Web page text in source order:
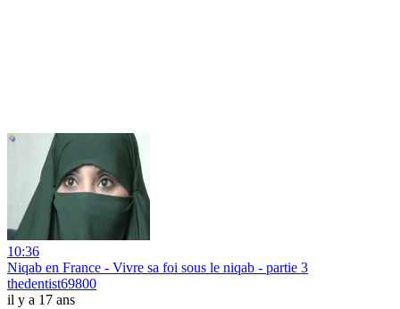
10:36
Niqab en France - Vivre sa foi sous le niqab - partie 3
thedentist69800
il y a 17 ans